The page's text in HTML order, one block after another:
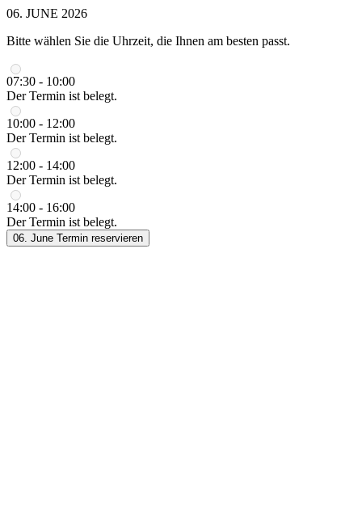
06. JUNE 2026
Bitte wählen Sie die Uhrzeit, die Ihnen am besten passt.
07:30 - 10:00
Der Termin ist belegt.
10:00 - 12:00
Der Termin ist belegt.
12:00 - 14:00
Der Termin ist belegt.
14:00 - 16:00
Der Termin ist belegt.
06. June Termin reservieren